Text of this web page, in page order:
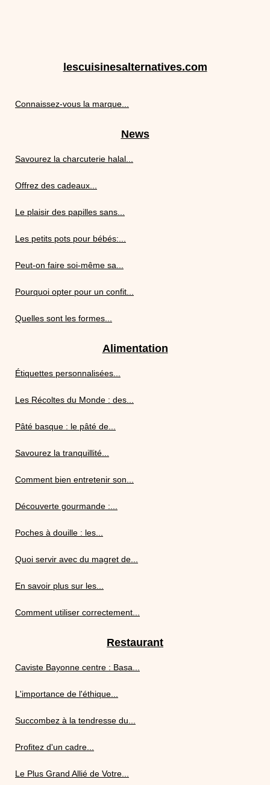
lescuisinesalternatives.com
Connaissez-vous la marque...
News
Savourez la charcuterie halal...
Offrez des cadeaux...
Le plaisir des papilles sans...
Les petits pots pour bébés:...
Peut-on faire soi-même sa...
Pourquoi opter pour un confit...
Quelles sont les formes...
Alimentation
Étiquettes personnalisées...
Les Récoltes du Monde : des...
Pâté basque : le pâté de...
Savourez la tranquillité...
Comment bien entretenir son...
Découverte gourmande :...
Poches à douille : les...
Quoi servir avec du magret de...
En savoir plus sur les...
Comment utiliser correctement...
Restaurant
Caviste Bayonne centre : Basa...
L'importance de l'éthique...
Succombez à la tendresse du...
Profitez d'un cadre...
Le Plus Grand Allié de Votre...